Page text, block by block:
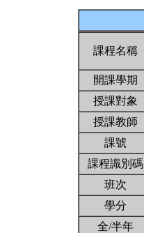
課程名稱
開課學期
授課對象
授課教師
課號
課程識別碼
班次
學分
全/半年